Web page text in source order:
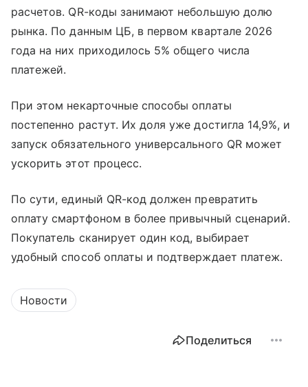
расчетов. QR-коды занимают небольшую долю
рынка. По данным ЦБ, в первом квартале 2026
года на них приходилось 5% общего числа
платежей.
При этом некарточные способы оплаты
постепенно растут. Их доля уже достигла 14,9%, и
запуск обязательного универсального QR может
ускорить этот процесс.
По сути, единый QR-код должен превратить
оплату смартфоном в более привычный сценарий.
Покупатель сканирует один код, выбирает
удобный способ оплаты и подтверждает платеж.
Новости
Поделиться